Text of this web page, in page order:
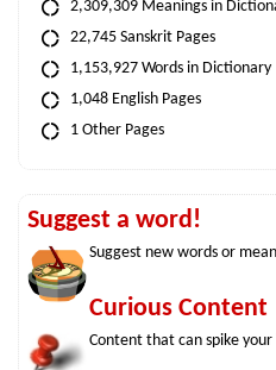
2,309,309 Meanings in
22,745 Sanskrit Pages
1,153,927 Words in Dictionary
1,048 English Pages
1 Other Pages
Suggest a word!
Suggest new words or
Curious Content
Content that can spike